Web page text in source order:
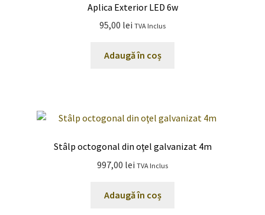
Aplica Exterior LED 6w
95,00 lei TVA Inclus
Adaugă în coș
Stâlp octogonal din oţel galvanizat 4m
997,00 lei TVA Inclus
Adaugă în coș